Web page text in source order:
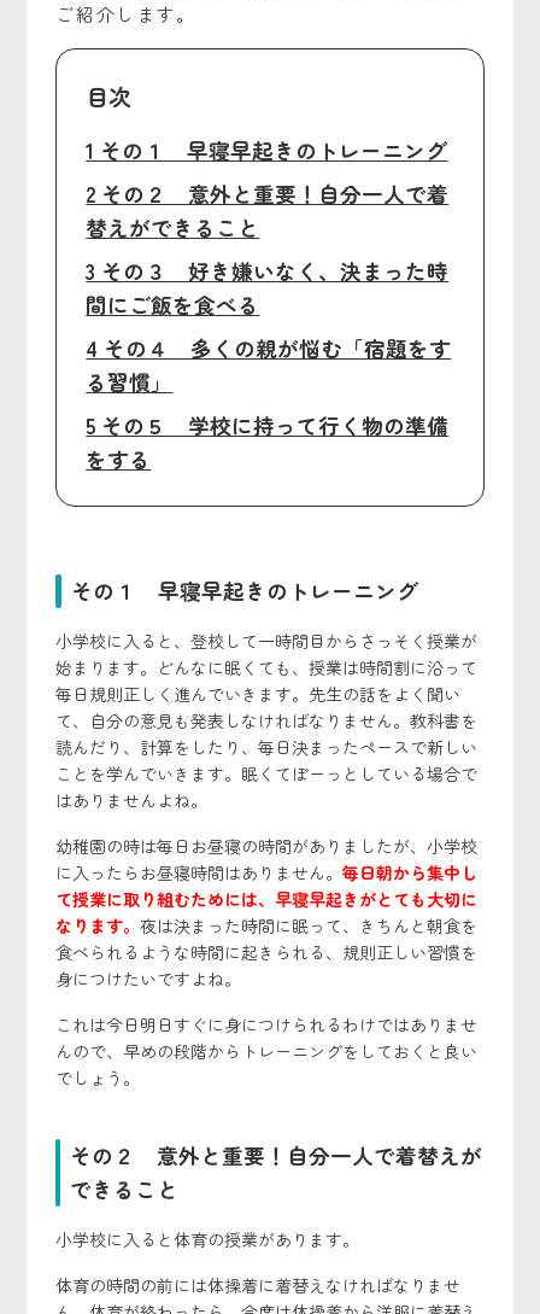
ご紹介します。
目次
1 その１ 早寝早起きのトレーニング
2 その２ 意外と重要！自分一人で着
替えができること
3 その３ 好き嫌いなく、決まった時
間にご飯を食べる
4 その４ 多くの親が悩む「宿題をす
る習慣」
5 その５ 学校に持って行く物の準備
をする
その１ 早寝早起きのトレーニング
小学校に入ると、登校して一時間目からさっそく授業が
始まります。どんなに眠くても、授業は時間割に沿って
毎日規則正しく進んでいきます。先生の話をよく聞い
て、自分の意見も発表しなければなりません。教科書を
読んだり、計算をしたり、毎日決まったペースで新しい
ことを学んでいきます。眠くてぼーっとしている場合で
はありませんよね。
幼稚園の時は毎日お昼寝の時間がありましたが、小学校
に入ったらお昼寝時間はありません。毎日朝から集中し
て授業に取り組むためには、早寝早起きがとても大切に
なります。夜は決まった時間に眠って、きちんと朝食を
食べられるような時間に起きられる、規則正しい習慣を
身につけたいですよね。
これは今日明日すぐに身につけられるわけではありませ
んので、早めの段階からトレーニングをしておくと良い
でしょう。
その２ 意外と重要！自分一人で着替えが
できること
小学校に入ると体育の授業があります。
体育の時間の前には体操着に着替えなければなりませ